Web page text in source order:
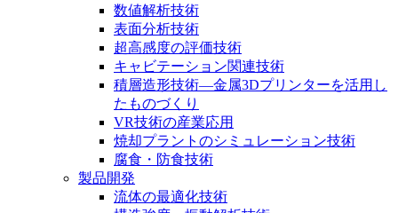
数値解析技術
表面分析技術
超高感度の評価技術
キャビテーション関連技術
積層造形技術―金属3Dプリンターを活用し
たものづくり
VR技術の産業応用
焼却プラントのシミュレーション技術
腐食・防食技術
製品開発
流体の最適化技術